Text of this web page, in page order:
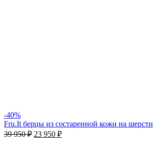
-40%
Fru.It берцы из состаренной кожи на шерсти
39 950₽ 23 950 ₽